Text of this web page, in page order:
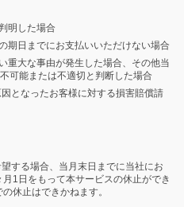
明した場合
期日までにお支払いいただけない場合
重大な事由が発生した場合、その他当
可能または不適切と判断した場合
となったお客様に対する損害賠償請
する場合、当月末日までに当社にお
1日をもって本サービスの休止ができ
休止はできかねます。